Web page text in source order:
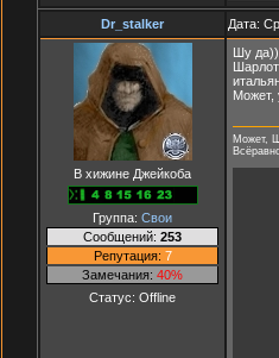
Dr_stalker Дата:
В хижине Джейкоба
Группа: Свои
Сообщений: 253
Репутация: 7
Замечания: 40%
Статус: Offline
Шу
Может,
Может,